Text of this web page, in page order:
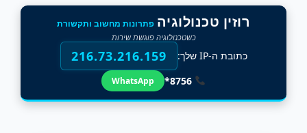
רוזין טכנולוגיה פתרונות מחשוב ותקשורת
כשטכנולוגיה פוגשת שירות
כתובת ה-IP שלך: 216.73.216.159
8756*
WhatsApp